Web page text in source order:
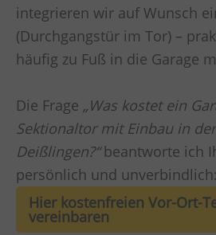
integrieren wir auf Wunsch
(Durchgangstür im Tor) –
häufig zu Fuß in die Garage
Die Frage „Was kostet ein
Sektionaltor mit Einbau in
Deißlingen?“beantworte ich
persönlich und unverbindlich:
Hier kostenfreien Vor-Ort-
vereinbaren